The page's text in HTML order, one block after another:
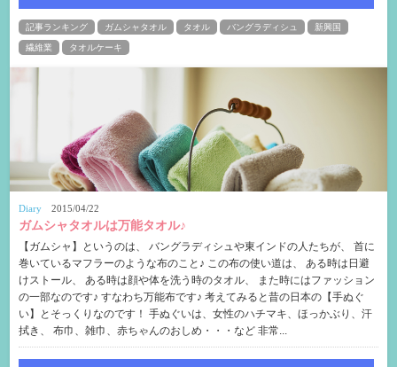
記事ランキング ガムシャタオル タオル バングラディシュ 新興国
繊維業 タオルケーキ
Diary 2015/04/22
ガムシャタオルは万能タオル♪
【ガムシャ】というのは、 バングラディシュや東インドの人たちが、 首に
巻いているマフラーのような布のこと♪ この布の使い道は、 ある時は日避
けストール、 ある時は顔や体を洗う時のタオル、 また時にはファッション
の一部なのです♪ すなわち万能布です♪ 考えてみると昔の日本の【手ぬぐ
い】とそっくりなのです！ 手ぬぐいは、女性のハチマキ、ほっかぶり、汗
拭き、 布巾、雑巾、赤ちゃんのおしめ・・・など 非常...